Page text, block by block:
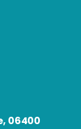
06400